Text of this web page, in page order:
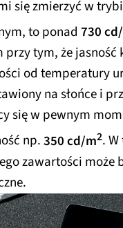
się zmierzyć w
to ponad 730
przy tym, że
od temperatury
na słońce i
się w pewnym
np.350 cd/m2.
zawartości może